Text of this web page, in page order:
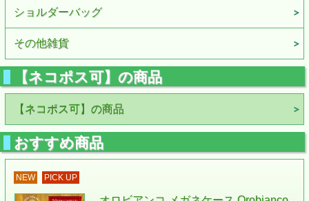
ショルダーバッグ
その他雑貨
【ネコポス可】の商品
【ネコポス可】の商品
おすすめ商品
NEW PICK UP